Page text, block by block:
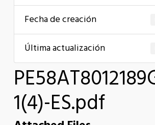
Fecha de creación
Última actualización
1(4)-ES.pdf